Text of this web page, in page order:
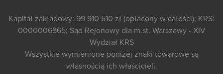
Kapitał zakładowy: 99 910 510 zł (opłacony w całości); KRS:
0000006865; Sąd Rejonowy dla m.st. Warszawy - XIV
Wydział KRS
Wszystkie wymienione poniżej znaki towarowe są
własnością ich właścicieli.